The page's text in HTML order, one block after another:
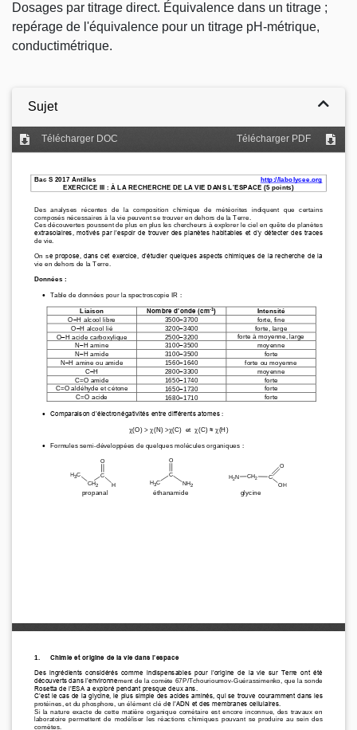
Dosages par titrage direct. Équivalence dans un titrage ;
repérage de l'équivalence pour un titrage pH-métrique,
conductimétrique.
Sujet